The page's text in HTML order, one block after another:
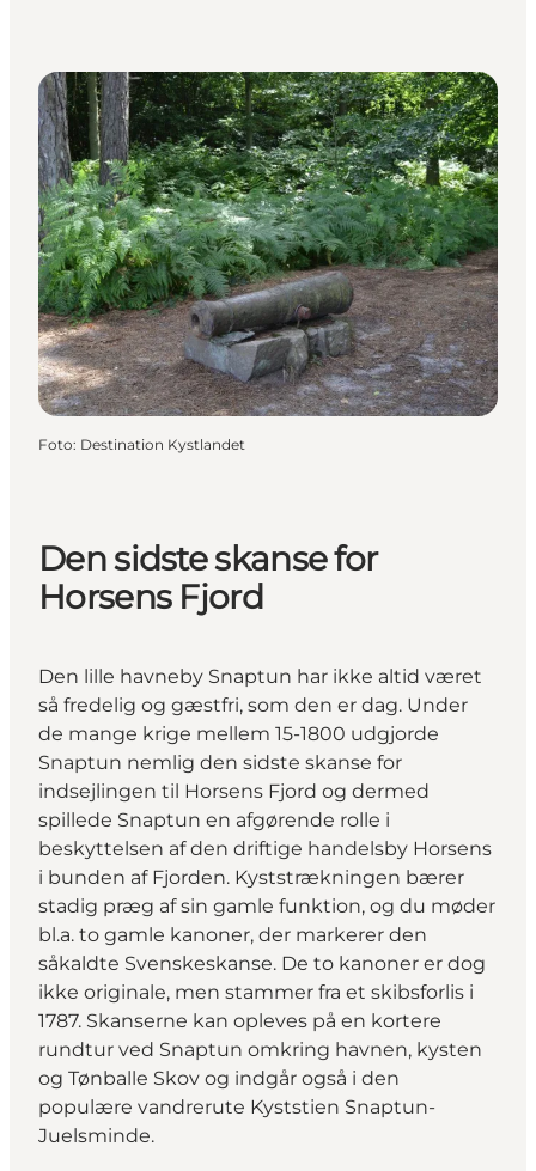
Foto: Destination Kystlandet
Den sidste skanse for
Horsens Fjord
Den lille havneby Snaptun har ikke altid været
så fredelig og gæstfri, som den er dag. Under
de mange krige mellem 15-1800 udgjorde
Snaptun nemlig den sidste skanse for
indsejlingen til Horsens Fjord og dermed
spillede Snaptun en afgørende rolle i
beskyttelsen af den driftige handelsby Horsens
i bunden af Fjorden. Kyststrækningen bærer
stadig præg af sin gamle funktion, og du møder
bl.a. to gamle kanoner, der markerer den
såkaldte Svenskeskanse. De to kanoner er dog
ikke originale, men stammer fra et skibsforlis i
1787. Skanserne kan opleves på en kortere
rundtur ved Snaptun omkring havnen, kysten
og Tønballe Skov og indgår også i den
populære vandrerute Kyststien Snaptun-
Juelsminde.